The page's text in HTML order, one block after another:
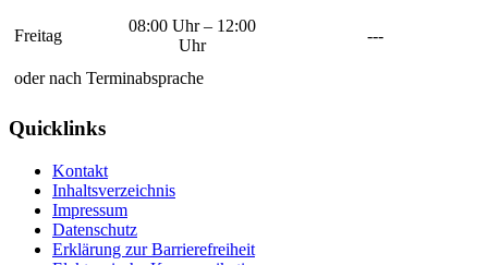
Freitag
08:00 Uhr – 12:00
Uhr
---
oder nach Terminabsprache
Quicklinks
Kontakt
Inhaltsverzeichnis
Impressum
Datenschutz
Erklärung zur Barrierefreiheit